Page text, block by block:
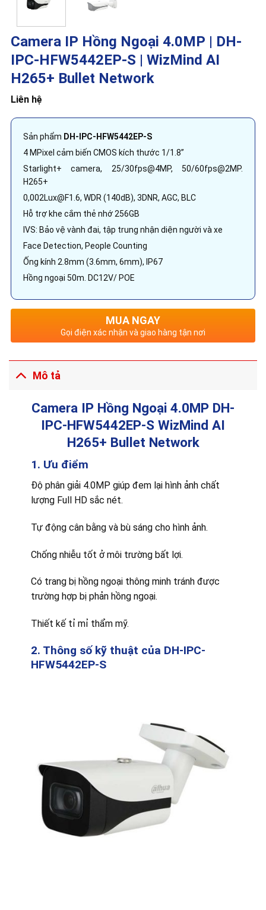
Camera IP Hồng Ngoại 4.0MP | DH-
IPC-HFW5442EP-S | WizMind AI
H265+ Bullet Network
Liên hệ
Sản phẩm DH-IPC-HFW5442EP-S
4 MPixel cảm biến CMOS kích thước 1/1.8”
Starlight+ camera, 25/30fps@4MP, 50/60fps@2MP.
H265+
0,002Lux@F1.6, WDR (140dB), 3DNR, AGC, BLC
Hỗ trợ khe cắm thẻ nhớ 256GB
IVS: Bảo vệ vành đai, tập trung nhận diện người và xe
Face Detection, People Counting
Ống kính 2.8mm (3.6mm, 6mm), IP67
Hồng ngoại 50m. DC12V/ POE
MUA NGAY
Gọi điện xác nhận và giao hàng tận nơi
Mô tả
Camera IP Hồng Ngoại 4.0MP DH-
IPC-HFW5442EP-S WizMind AI
H265+ Bullet Network
1. Ưu điểm
Độ phân giải 4.0MP giúp đem lại hình ảnh chất
lượng Full HD sắc nét.
Tự động cân bằng và bù sáng cho hình ảnh.
Chống nhiễu tốt ở môi trường bất lợi.
Có trang bị hồng ngoại thông minh tránh được
trường hợp bị phản hồng ngoại.
Thiết kế tỉ mỉ thẩm mỹ.
2. Thông số kỹ thuật của DH-IPC-
HFW5442EP-S